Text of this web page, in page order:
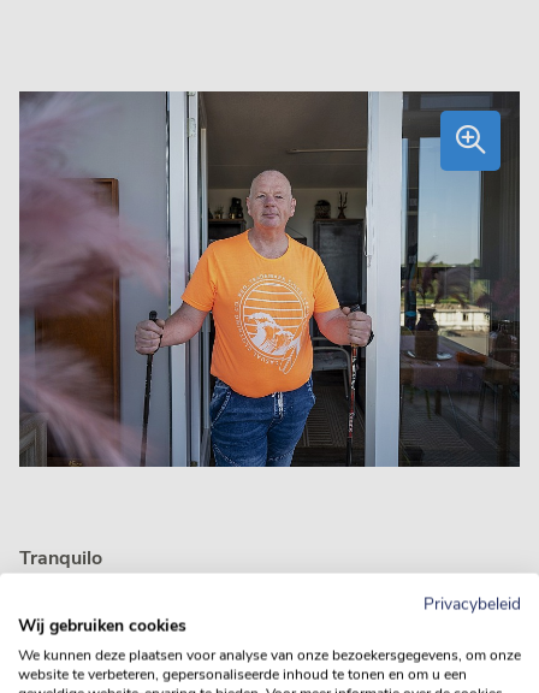
Tranquilo
wat er allemaal te zien is. Ik ga graag de natuur in om te
fotograferen. Met een rugzak op pad, lenzen mee, wat te
eten en te drinken, en een fluitje voor noodgevallen. Daar
Privacybeleid
Wij gebruiken cookies
We kunnen deze plaatsen voor analyse van onze bezoekersgegevens, om onze
website te verbeteren, gepersonaliseerde inhoud te tonen en om u een